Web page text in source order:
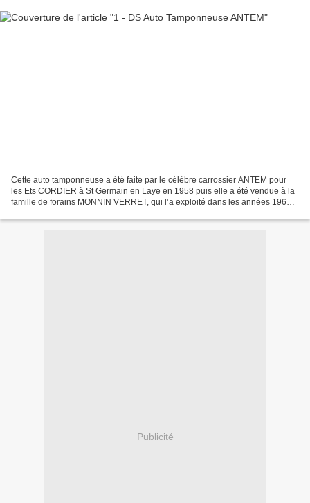
Cette auto tamponneuse a été faite par le célèbre carrossier ANTEM pour
les Ets CORDIER à St Germain en Laye en 1958 puis elle a été vendue à la
famille de forains MONNIN VERRET, qui l’a exploité dans les années 1960
Publicité